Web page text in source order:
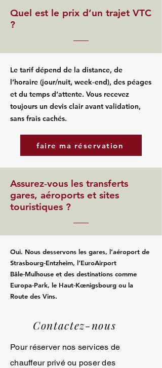
Quel est le prix d’un trajet VTC
?
Le tarif dépend de la distance, de
l’horaire (jour/nuit, week‑end), des péages
et du temps d’attente. Vous recevez
toujours un devis clair avant validation,
sans frais cachés.
faire ma réservation
Assurez‑vous les transferts
gares, aéroports et sites
touristiques ?
Oui. Nous desservons les gares, l’aéroport de
Strasbourg‑Entzheim, l’EuroAirport
Bâle‑Mulhouse et des destinations comme
Europa‑Park, le Haut‑Kœnigsbourg ou la
Route des Vins.
Contactez-nous
Pour réserver nos services de
chauffeur privé ou poser des